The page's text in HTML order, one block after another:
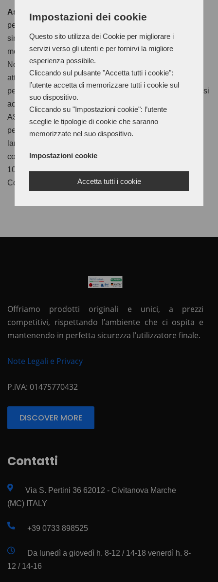
Impostazioni dei cookie
Questo sito utilizza dei Cookie per migliorare i
servizi verso gli utenti e per fornirvi la migliore
esperienza possibile.
Cliccando sul pulsante "Accetta tutti i cookie":
l’utente accetta di memorizzare tutti i cookie sul
suo dispositivo.
Cliccando su "Impostazioni cookie": l’utente
sceglie le tipologie di cookie che saranno
memorizzate nel suo dispositivo.
Impostazioni cookie
Accetta tutti i cookie
Astorian Cream
è la crema spazzolabile per tomaie in
pelle formulata con le più pregiate cere naturali e
sintetiche. Una volta applicata la pelle risulta piacevole e
morbida, valorizzata da un effetto anticato.
Nella versione colorata è particolarmente utile per
attenuare le differenze di tonalità del pellame, così come
per colorare il taglio vivo delle tomaie non ripiegate. Non si
accumula sulle eventuali cuciture o forature della tomaia.
ASTORIAN CREAM può essere applicato su ogni tipo di
pellame utilizzando una spugna o un morbido panno di
lana. Dopo una rapida asciugatura (5-10 minuti) si
consiglia di trattare la tomaia con spazzola di lana (800-
1000 giri al minuto), impregnata di CARNAUBA.
Confezione da kg. 5
Offriamo prodotti originali e unici, a prezzi
competitivi, rispettando l’ambiente che ci ospita e
mantenendo in perfetta sicurezza l’utilizzatore finale.
Note Legali e Privacy
P.iVA: 01475770432
DISCOVER MORE
Contatti
Via S. Pertini 36 62012 - Civitanova Marche
(MC) ITALY
+39 0733 898525
Da lunedì a giovedì h. 8-12 / 14-18 venerdì h. 8-
12 / 14-16